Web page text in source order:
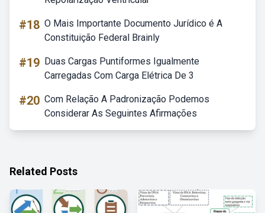
#18 O Mais Importante Documento Jurídico é A
Constituição Federal Brainly
#19 Duas Cargas Puntiformes Igualmente
Carregadas Com Carga Elétrica De 3
#20 Com Relação A Padronização Podemos
Considerar As Seguintes Afirmações
Related Posts